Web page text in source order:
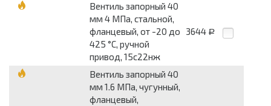
Вентиль запорный 40
мм 4 МПа, стальной,
фланцевый, от -20 до
425 °С, ручной
привод, 15с22нж
3644 Р
Вентиль запорный 40
мм 1.6 МПа, чугунный,
фланцевый,